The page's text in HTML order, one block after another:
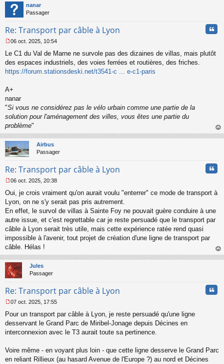
o
n
l
nanar
Passager
Re: Transport par câble à Lyon
e
s
s
a
e
n
o
n
u
06 oct. 2025, 10:54
Le C1 du Val de Marne ne survole pas des dizaines de villas, mais plutôt
des espaces industriels, des voies ferrées et routières, des friches.
https://forum.stationsdeski.net/t3541-c ... e-c1-paris
A+
nanar
"Si vous ne considérez pas le vélo urbain comme une partie de la
solution pour l'aménagement des villes, vous êtes une partie du
problème"
au
Airbus
Passager
Re: Transport par câble à Lyon
e
s
s
g
e
n
o
n
l
u
06 oct. 2025, 20:38
Oui, je crois vraiment qu'on aurait voulu "enterrer" ce mode de transport à
Lyon, on ne s'y serait pas pris autrement.
En effet, le survol de villas à Sainte Foy ne pouvait guère conduire à une
autre issue, et c'est regrettable car je reste persuadé que le transport par
câble à Lyon serait très utile, mais cette expérience ratée rend quasi
impossible à l'avenir, tout projet de création d'une ligne de transport par
câble. Hélas !
au
Jules
Passager
Re: Transport par câble à Lyon
e
s
s
e
n
07 oct. 2025, 17:55
Pour un transport par câble à Lyon, je reste persuadé qu'une ligne
desservant le Grand Parc de Miribel-Jonage depuis Décines en
interconnexion avec le T3 aurait toute sa pertinence.
Voire même - en voyant plus loin - que cette ligne desserve le Grand Parc
en reliant Rillieux (au hasard Avenue de l'Europe ?) au nord et Décines